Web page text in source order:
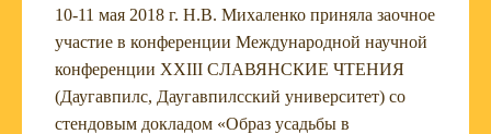
10-11 мая 2018 г. Н.В. Михаленко приняла заочное
участие в конференции Международной научной
конференции XXIII СЛАВЯНСКИЕ ЧТЕНИЯ
(Даугавпилс, Даугавпилсский университет) со
стендовым докладом «Образ усадьбы в